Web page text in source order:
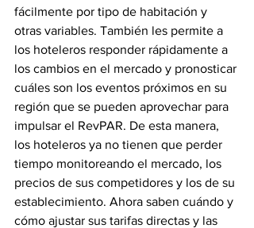
fácilmente por tipo de habitación y
otras variables. También les permite a
los hoteleros responder rápidamente a
los cambios en el mercado y pronosticar
cuáles son los eventos próximos en su
región que se pueden aprovechar para
impulsar el RevPAR. De esta manera,
los hoteleros ya no tienen que perder
tiempo monitoreando el mercado, los
precios de sus competidores y los de su
establecimiento. Ahora saben cuándo y
cómo ajustar sus tarifas directas y las